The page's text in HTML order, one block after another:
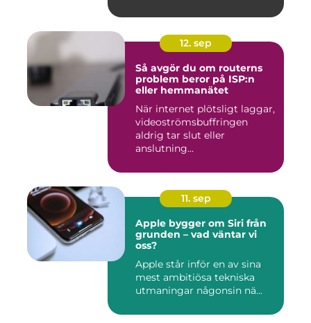
12. sep
Så avgör du om routerns
problem beror på ISP:n
eller hemmanätet
När internet plötsligt laggar,
videoströmsbuffringen
aldrig tar slut eller
anslutning...
11. sep
Apple bygger om Siri från
grunden – vad väntar vi
oss?
Apple står inför en av sina
mest ambitiösa tekniska
utmaningar någonsin nä...